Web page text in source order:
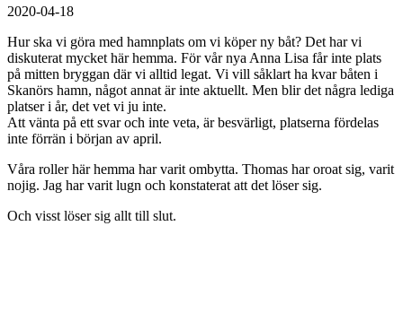
2020-04-18
Hur ska vi göra med hamnplats om vi köper ny båt? Det har vi
diskuterat mycket här hemma. För vår nya Anna Lisa får inte plats
på mitten bryggan där vi alltid legat. Vi vill såklart ha kvar båten i
Skanörs hamn, något annat är inte aktuellt. Men blir det några lediga
platser i år, det vet vi ju inte.
Att vänta på ett svar och inte veta, är besvärligt, platserna fördelas
inte förrän i början av april.
Våra roller här hemma har varit ombytta. Thomas har oroat sig, varit
nojig. Jag har varit lugn och konstaterat att det löser sig.
Och visst löser sig allt till slut.